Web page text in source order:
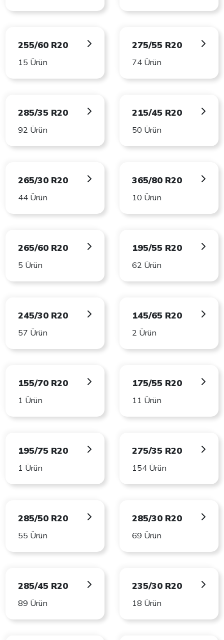
255/60 R20
15 Ürün
275/55 R20
74 Ürün
285/35 R20
92 Ürün
215/45 R20
50 Ürün
265/30 R20
44 Ürün
365/80 R20
10 Ürün
265/60 R20
5 Ürün
195/55 R20
62 Ürün
245/30 R20
57 Ürün
145/65 R20
2 Ürün
155/70 R20
1 Ürün
175/55 R20
11 Ürün
195/75 R20
1 Ürün
275/35 R20
154 Ürün
285/50 R20
55 Ürün
285/30 R20
69 Ürün
285/45 R20
89 Ürün
235/30 R20
18 Ürün